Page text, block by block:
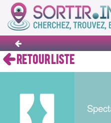
RETOUR LISTE